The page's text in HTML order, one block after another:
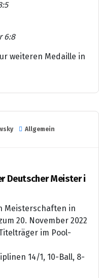
6:8
weiteren Medaille in
Allgemein
Deutscher Meister i
Meisterschaften in
20. November 2022
im Pool-
14/1, 10-Ball, 8-